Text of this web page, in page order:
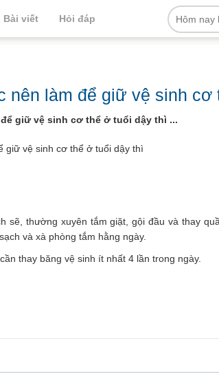
Bài viết Hỏi đáp
nên làm để giữ vệ sinh cơ
giữ vệ sinh cơ thể ở tuổi dậy thì ...
giữ vệ sinh cơ thể ở tuổi dậy thì
sẽ, thường xuyên tắm giặt, gội đầu và thay
và xà phòng tắm hằng ngày.
thay băng vệ sinh ít nhất 4 lần trong ngày.